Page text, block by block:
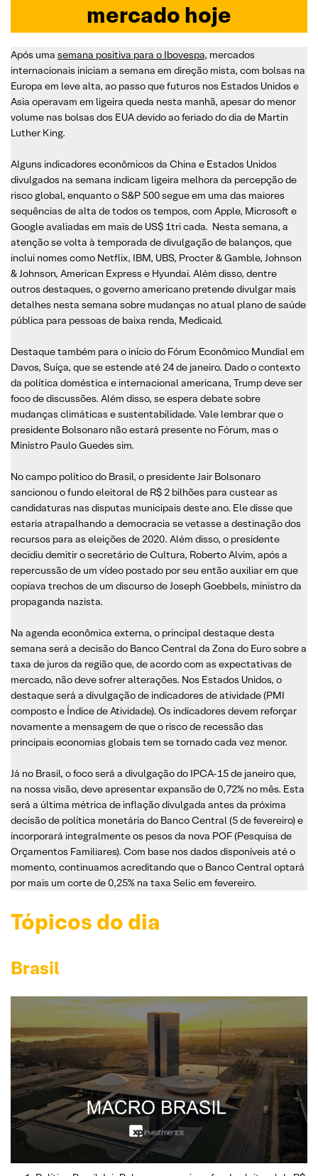
mercado hoje
Após uma semana positiva para o Ibovespa, mercados
internacionais iniciam a semana em direção mista, com bolsas na
Europa em leve alta, ao passo que futuros nos Estados Unidos e
Asia operavam em ligeira queda nesta manhã, apesar do menor
volume nas bolsas dos EUA devido ao feriado do dia de Martin
Luther King.
Alguns indicadores econômicos da China e Estados Unidos
divulgados na semana indicam ligeira melhora da percepção de
risco global, enquanto o S&P 500 segue em uma das maiores
sequências de alta de todos os tempos, com Apple, Microsoft e
Google avaliadas em mais de US$ 1tri cada. Nesta semana, a
atenção se volta à temporada de divulgação de balanços, que
inclui nomes como Netflix, IBM, UBS, Procter & Gamble, Johnson
& Johnson, American Express e Hyundai. Além disso, dentre
outros destaques, o governo americano pretende divulgar mais
detalhes nesta semana sobre mudanças no atual plano de saúde
pública para pessoas de baixa renda, Medicaid.
Destaque também para o início do Fórum Econômico Mundial em
Davos, Suíça, que se estende até 24 de janeiro. Dado o contexto
da política doméstica e internacional americana, Trump deve ser
foco de discussões. Além disso, se espera debate sobre
mudanças climáticas e sustentabilidade. Vale lembrar que o
presidente Bolsonaro não estará presente no Fórum, mas o
Ministro Paulo Guedes sim.
No campo político do Brasil, o presidente Jair Bolsonaro
sancionou o fundo eleitoral de R$ 2 bilhões para custear as
candidaturas nas disputas municipais deste ano. Ele disse que
estaria atrapalhando a democracia se vetasse a destinação dos
recursos para as eleições de 2020. Além disso, o presidente
decidiu demitir o secretário de Cultura, Roberto Alvim, após a
repercussão de um vídeo postado por seu então auxiliar em que
copiava trechos de um discurso de Joseph Goebbels, ministro da
propaganda nazista.
Na agenda econômica externa, o principal destaque desta
semana será a decisão do Banco Central da Zona do Euro sobre a
taxa de juros da região que, de acordo com as expectativas de
mercado, não deve sofrer alterações. Nos Estados Unidos, o
destaque será a divulgação de indicadores de atividade (PMI
composto e Índice de Atividade). Os indicadores devem reforçar
novamente a mensagem de que o risco de recessão das
principais economias globais tem se tornado cada vez menor.
Já no Brasil, o foco será a divulgação do IPCA-15 de janeiro que,
na nossa visão, deve apresentar expansão de 0,72% no mês. Esta
será a última métrica de inflação divulgada antes da próxima
decisão de política monetária do Banco Central (5 de fevereiro) e
incorporará integralmente os pesos da nova POF (Pesquisa de
Orçamentos Familiares). Com base nos dados disponíveis até o
momento, continuamos acreditando que o Banco Central optará
por mais um corte de 0,25% na taxa Selic em fevereiro.
Tópicos do dia
Brasil